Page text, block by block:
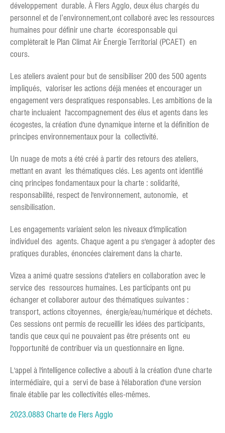
développement durable. À Flers Agglo, deux élus chargés du
personnel et de l’environnement,ont collaboré avec les ressources
humaines pour définir une charte écoresponsable qui
complèterait le Plan Climat Air Énergie Territorial (PCAET) en
cours.
Les ateliers avaient pour but de sensibiliser 200 des 500 agents
impliqués, valoriser les actions déjà menées et encourager un
engagement vers despratiques responsables. Les ambitions de la
charte incluaient l'accompagnement des élus et agents dans les
écogestes, la création d'une dynamique interne et la définition de
principes environnementaux pour la collectivité.
Un nuage de mots a été créé à partir des retours des ateliers,
mettant en avant les thématiques clés. Les agents ont identifié
cinq principes fondamentaux pour la charte : solidarité,
responsabilité, respect de l'environnement, autonomie, et
sensibilisation.
Les engagements variaient selon les niveaux d'implication
individuel des agents. Chaque agent a pu s'engager à adopter des
pratiques durables, énoncées clairement dans la charte.
Vizea a animé quatre sessions d'ateliers en collaboration avec le
service des ressources humaines. Les participants ont pu
échanger et collaborer autour des thématiques suivantes :
transport, actions citoyennes, énergie/eau/numérique et déchets.
Ces sessions ont permis de recueillir les idées des participants,
tandis que ceux qui ne pouvaient pas être présents ont eu
l'opportunité de contribuer via un questionnaire en ligne.
L'appel à l'intelligence collective a abouti à la création d'une charte
intermédiaire, qui a servi de base à l'élaboration d'une version
finale établie par les collectivités elles-mêmes.
2023.0883 Charte de Flers Agglo